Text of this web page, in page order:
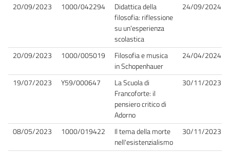
20/09/2023 1000/042294
Didattica della
filosofia: riflessione
su un'esperienza
scolastica
24/09/2024
20/09/2023 1000/005019
Filosofia e musica
in Schopenhauer
24/04/2024
19/07/2023 Y59/000647
La Scuola di
Francoforte: il
pensiero critico di
Adorno
30/11/2023
08/05/2023 1000/019422
Il tema della morte
nell'esistenzialismo
30/11/2023